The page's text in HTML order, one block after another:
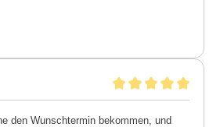
den Wunschtermin bekommen, und